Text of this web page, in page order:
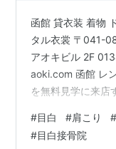
函館 貸衣装 着物
タル衣裳 〒041-
アオキビル 2F
aoki.com 函館 レ
を無料見学に来店
https://
腰痛 目白仙骨バ
#目白 #肩こり #
#目白接骨院